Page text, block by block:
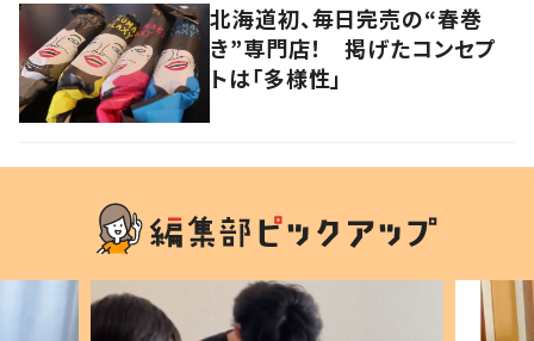
北海道初、毎日完売の“春巻
き”専門店！ 掲げたコンセプ
トは「多様性」